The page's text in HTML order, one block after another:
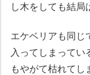
し木をしても結局
エケベリアも同じ
入ってしまってい
もやがて枯れてし